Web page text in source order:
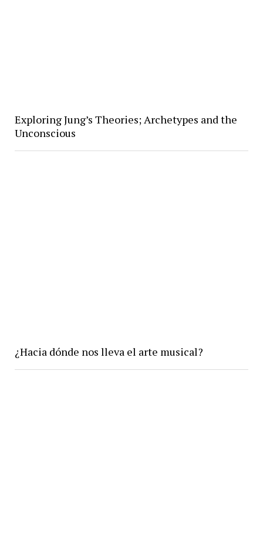
Exploring Jung’s Theories; Archetypes and the
Unconscious
¿Hacia dónde nos lleva el arte musical?